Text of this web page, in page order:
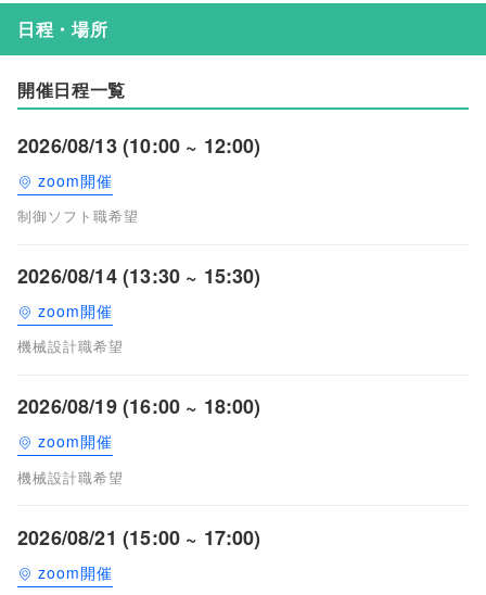
日程・場所
開催日程一覧
2026/08/13 (10:00 ~ 12:00)
zoom開催
制御ソフト職希望
2026/08/14 (13:30 ~ 15:30)
zoom開催
機械設計職希望
2026/08/19 (16:00 ~ 18:00)
zoom開催
機械設計職希望
2026/08/21 (15:00 ~ 17:00)
zoom開催